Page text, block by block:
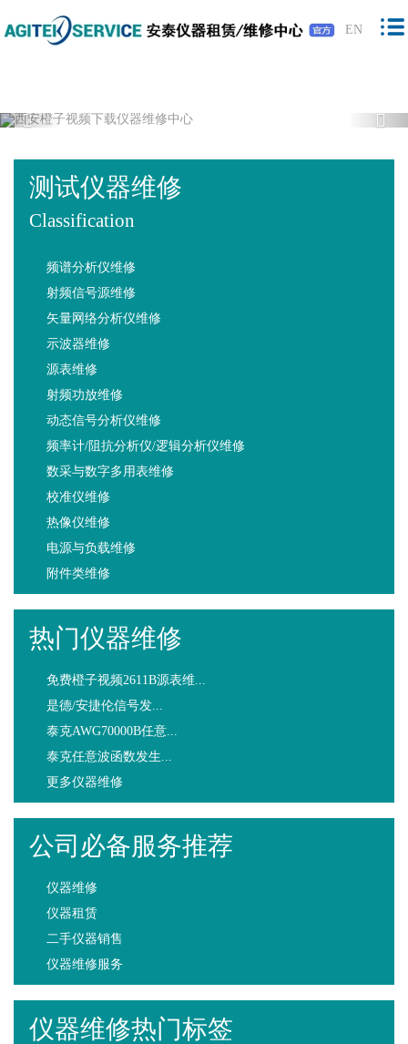
橙子视频下载,橙子视频软件,免费橙子视
频,橙子视频最新版下载
EN
Previous
测试仪器维修
Classification
频谱分析仪维修
射频信号源维修
矢量网络分析仪维修
示波器维修
源表维修
射频功放维修
动态信号分析仪维修
频率计/阻抗分析仪/逻辑分析仪维修
数采与数字多用表维修
校准仪维修
热像仪维修
电源与负载维修
附件类维修
热门仪器维修
免费橙子视频2611B源表维...
是德/安捷伦信号发...
泰克AWG70000B任意...
泰克任意波函数发生...
更多仪器维修
公司必备服务推荐
仪器维修
仪器租赁
二手仪器销售
仪器维修服务
仪器维修热门标签